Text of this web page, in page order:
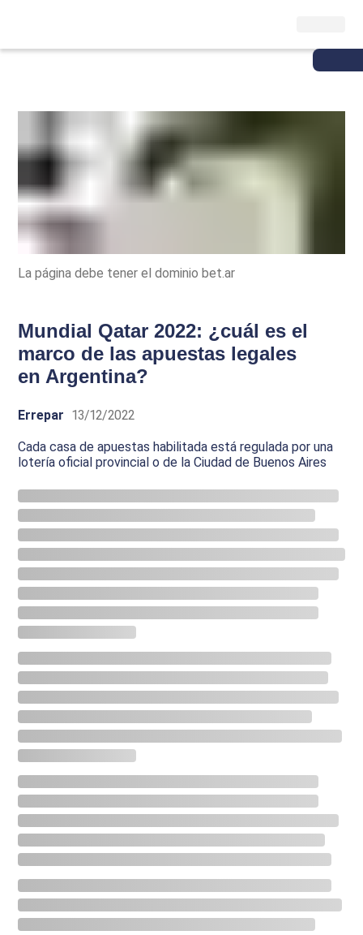
La página debe tener el dominio bet.ar
Mundial Qatar 2022: ¿cuál es el
marco de las apuestas legales
en Argentina?
Errepar 13/12/2022
Cada casa de apuestas habilitada está regulada por una
lotería oficial provincial o de la Ciudad de Buenos Aires